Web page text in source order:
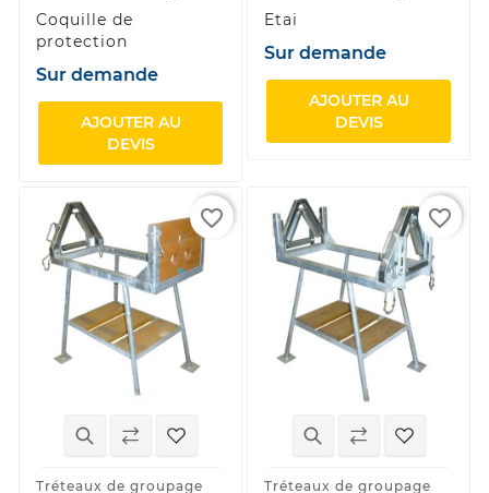
Coquille de
protection
Sur demande
AJOUTER AU
DEVIS
Etai
Sur demande
AJOUTER AU
DEVIS
Tréteaux de groupage
favorite_border
Tréteaux de groupage
favorite_border